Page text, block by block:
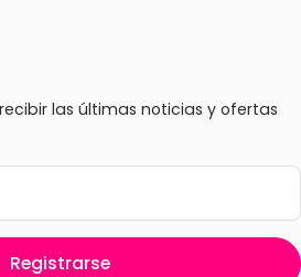
las últimas noticias y ofertas
Registrarse